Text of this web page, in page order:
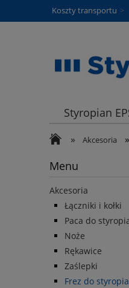
Koszty transportu
Styropian
» Akcesoria »
Menu
Akcesoria
Łączniki i kołki
Paca do
Noże
Rękawice
Zaślepki
Frez do